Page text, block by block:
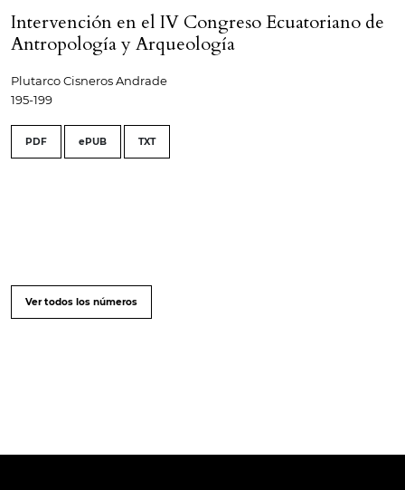
Intervención en el IV Congreso Ecuatoriano de
Antropología y Arqueología
Plutarco Cisneros Andrade
195-199
PDF ePUB TXT
Ver todos los números